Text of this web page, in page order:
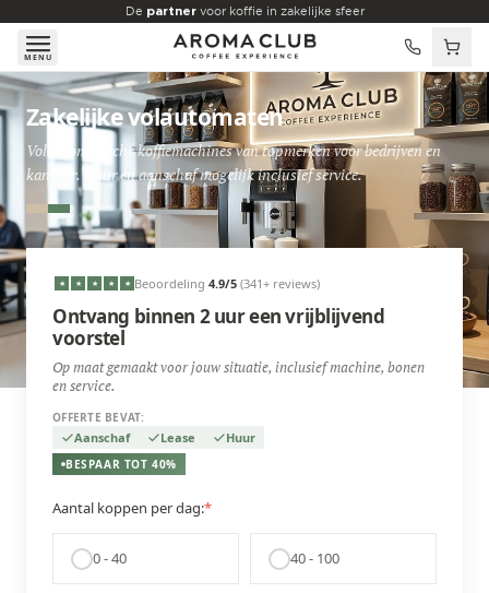
Skip to main content
De partnervoor koffie in zakelijke sfeer
MENU
Zakelijke volautomaten
Volautomatische koffiemachines van topmerken voor bedrijven en
kantoor. Huur en aanschaf mogelijk inclusief service.
★ ★ ★ ★ ★ Beoordeling 4.9/5 (341+ reviews)
Ontvang binnen 2 uur een vrijblijvend
voorstel
Op maat gemaakt voor jouw situatie, inclusief machine, bonen
en service.
OFFERTE BEVAT:
Aanschaf Lease Huur
BESPAAR TOT 40%
Aantal koppen per dag:*
0 - 40 40 - 100